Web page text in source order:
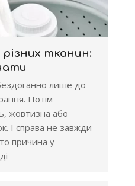
різних тканин:
лише до
Потім
жовтизна або
І справа не завжди
причина у